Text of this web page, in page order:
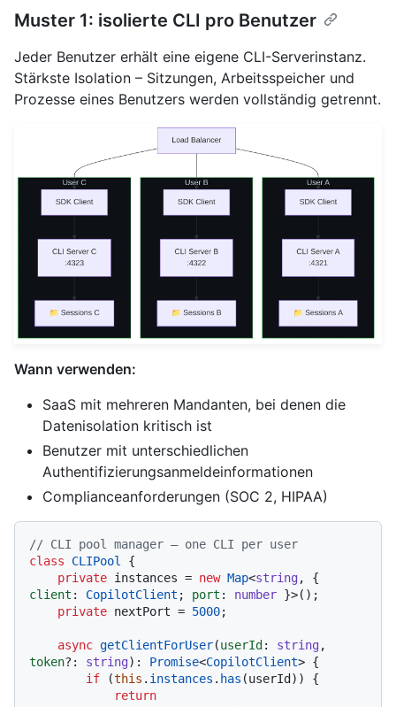
Muster 1: isolierte CLI pro Benutzer
Jeder Benutzer erhält eine eigene CLI-Serverinstanz.
Stärkste Isolation – Sitzungen, Arbeitsspeicher und
Prozesse eines Benutzers werden vollständig getrennt.
Wann verwenden:
SaaS mit mehreren Mandanten, bei denen die
Datenisolation kritisch ist
Benutzer mit unterschiedlichen
Authentifizierungsanmeldeinformationen
Complianceanforderungen (SOC 2, HIPAA)
// CLI pool manager — one CLI per user
class
CLIPool {
private instances = new Map<string
client : CopilotClient ; port : number }>();
private nextPort = 5000;
async getClientForUser(userId : string
token?: string): Promise<CopilotClient> {
if (this . instances . has (userId)) {
return